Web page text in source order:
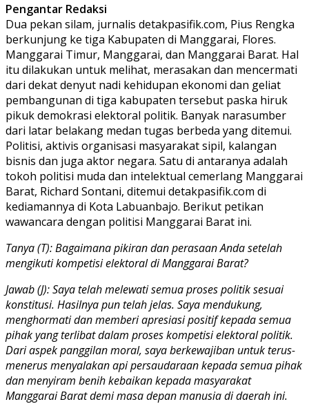
Pengantar Redaksi
Dua pekan silam, jurnalis detakpasifik.com, Pius Rengka
berkunjung ke tiga Kabupaten di Manggarai, Flores.
Manggarai Timur, Manggarai, dan Manggarai Barat. Hal
itu dilakukan untuk melihat, merasakan dan mencermati
dari dekat denyut nadi kehidupan ekonomi dan geliat
pembangunan di tiga kabupaten tersebut paska hiruk
pikuk demokrasi elektoral politik. Banyak narasumber
dari latar belakang medan tugas berbeda yang ditemui.
Politisi, aktivis organisasi masyarakat sipil, kalangan
bisnis dan juga aktor negara. Satu di antaranya adalah
tokoh politisi muda dan intelektual cemerlang Manggarai
Barat, Richard Sontani, ditemui detakpasifik.com di
kediamannya di Kota Labuanbajo. Berikut petikan
wawancara dengan politisi Manggarai Barat ini.
Tanya (T): Bagaimana pikiran dan perasaan Anda setelah
mengikuti kompetisi elektoral di Manggarai Barat?
Jawab (J): Saya telah melewati semua proses politik sesuai
konstitusi. Hasilnya pun telah jelas. Saya mendukung,
menghormati dan memberi apresiasi positif kepada semua
pihak yang terlibat dalam proses kompetisi elektoral politik.
Dari aspek panggilan moral, saya berkewajiban untuk terus-
menerus menyalakan api persaudaraan kepada semua pihak
dan menyiram benih kebaikan kepada masyarakat
Manggarai Barat demi masa depan manusia di daerah ini.